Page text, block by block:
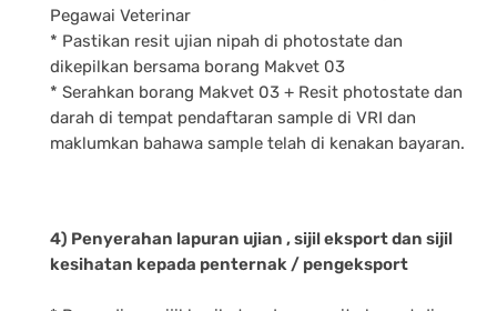
Pegawai Veterinar
* Pastikan resit ujian nipah di photostate dan
dikepilkan bersama borang Makvet 03
* Serahkan borang Makvet 03 + Resit photostate dan
darah di tempat pendaftaran sample di VRI dan
maklumkan bahawa sample telah di kenakan bayaran.
4) Penyerahan lapuran ujian , sijil eksport dan sijil
kesihatan kepada penternak / pengeksport